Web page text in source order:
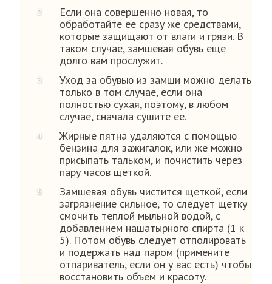
Если она совершенно новая, то
обработайте ее сразу же средствами,
которые защищают от влаги и грязи. В
таком случае, замшевая обувь еще
долго вам прослужит.
Уход за обувью из замши можно делать
только в том случае, если она
полностью сухая, поэтому, в любом
случае, сначала сушите ее.
Жирные пятна удаляются с помощью
бензина для зажигалок, или же можно
присыпать тальком, и почистить через
пару часов щеткой.
Замшевая обувь чистится щеткой, если
загрязнение сильное, то следует щетку
смочить теплой мыльной водой, с
добавлением нашатырного спирта (1 к
5). Потом обувь следует отполировать
и подержать над паром (примените
отпариватель, если он у вас есть) чтобы
восстановить объем и красоту.